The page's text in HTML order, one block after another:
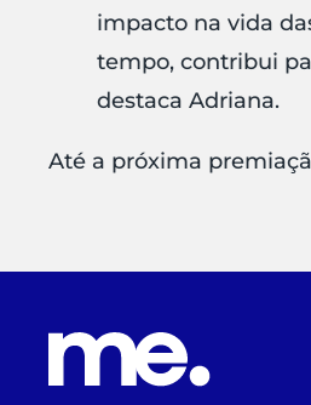
impacto na vida
tempo, contribui
destaca Adriana.
Até a próxima